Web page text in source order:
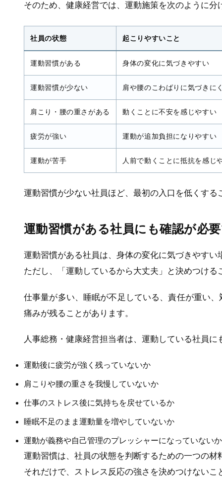
そのため、健康経営では、運動施策を次のように分
社員の状態 起こりやすいこと
運動習慣がある 身体の変化に気づきやすい
運動習慣が少ない 肩や腰のこわばりに気づきに
肩こり・腰の重さがある 動くことに不安を感じやすい
疲労が強い 運動が追加負担になりやすい
運動が苦手 人前で動くことに抵抗を感じ
運動習慣が少ない社員ほど、最初の入口を低くする
運動習慣がある社員にも確認が必
運動習慣がある社員は、身体の変化に気づきやすい
ただし、「運動しているから大丈夫」と決めつける
仕事量が多い、睡眠が不足している、責任が重い
痛みが残ることがあります。
人事総務・健康経営担当者は、運動している社員
運動後に疲労が強く残っていないか
肩こりや腰の重さを我慢していないか
仕事のストレス後に気持ちを戻せているか
睡眠不足のまま運動量を増やしていないか
運動が義務や自己管理のプレッシャーになっていないか
運動習慣は、社員の状態を判断するための一つの材
それだけで、ストレス反応の強さを決めつけないこ